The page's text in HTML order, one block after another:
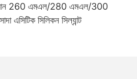
260 এমএল/280 এমএল/300
এসিটিক সিলিকন সিল্যান্ট